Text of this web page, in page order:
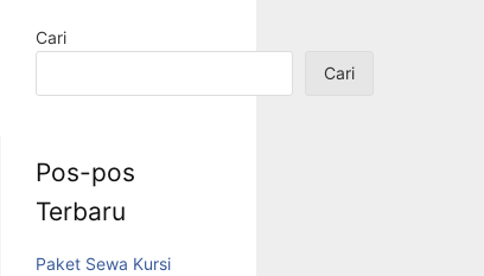
Cari
Cari
Pos-pos
Terbaru
Paket Sewa Kursi